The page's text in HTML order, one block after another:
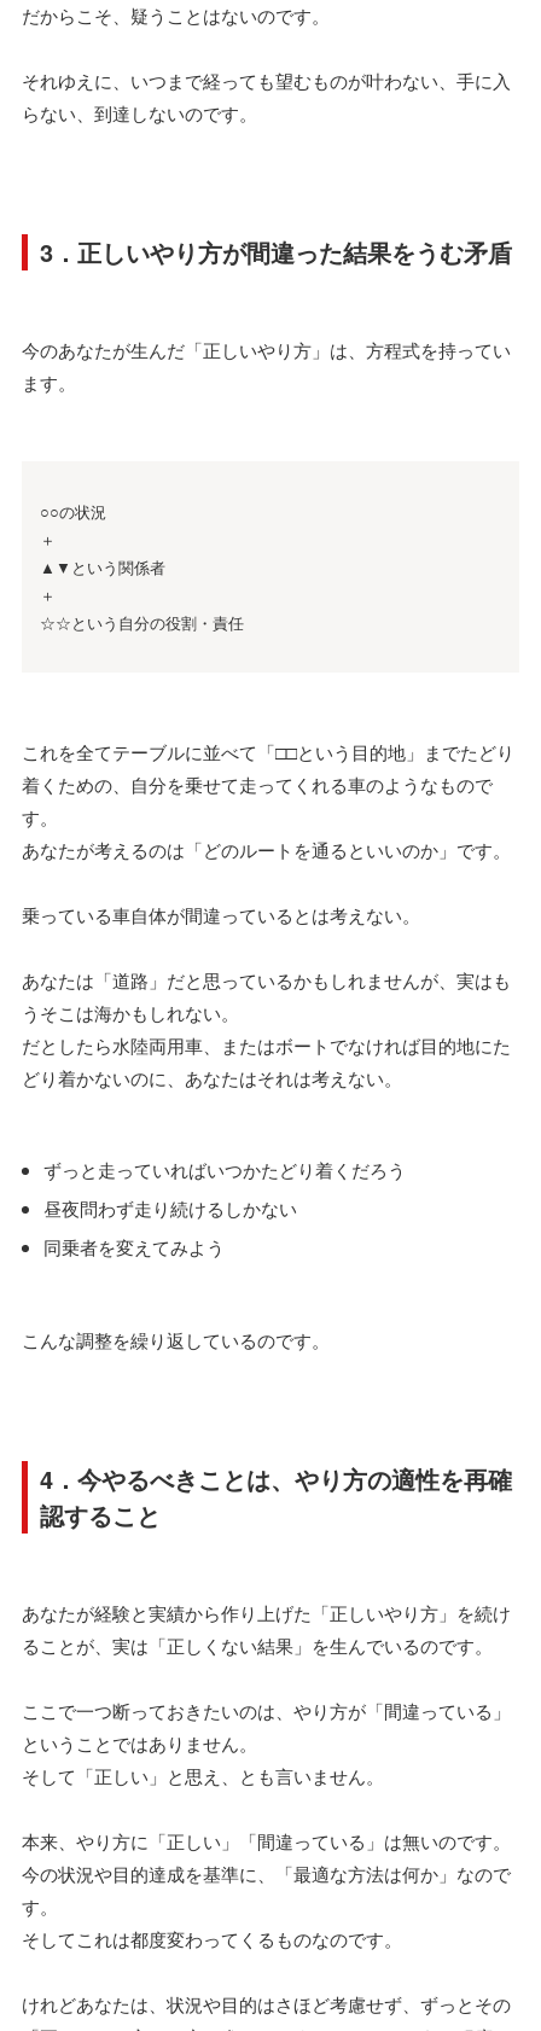
だからこそ、疑うことはないのです。
それゆえに、いつまで経っても望むものが叶わない、手に入
らない、到達しないのです。
3．正しいやり方が間違った結果をうむ矛盾
今のあなたが生んだ「正しいやり方」は、方程式を持ってい
ます。
○○の状況
＋
▲▼という関係者
＋
☆☆という自分の役割・責任
これを全てテーブルに並べて「□□という目的地」までたどり
着くための、自分を乗せて走ってくれる車のようなもので
す。
あなたが考えるのは「どのルートを通るといいのか」です。
乗っている車自体が間違っているとは考えない。
あなたは「道路」だと思っているかもしれませんが、実はも
うそこは海かもしれない。
だとしたら水陸両用車、またはボートでなければ目的地にた
どり着かないのに、あなたはそれは考えない。
ずっと走っていればいつかたどり着くだろう
昼夜問わず走り続けるしかない
同乗者を変えてみよう
こんな調整を繰り返しているのです。
4．今やるべきことは、やり方の適性を再確
認すること
あなたが経験と実績から作り上げた「正しいやり方」を続け
ることが、実は「正しくない結果」を生んでいるのです。
ここで一つ断っておきたいのは、やり方が「間違っている」
ということではありません。
そして「正しい」と思え、とも言いません。
本来、やり方に「正しい」「間違っている」は無いのです。
今の状況や目的達成を基準に、「最適な方法は何か」なので
す。
そしてこれは都度変わってくるものなのです。
けれどあなたは、状況や目的はさほど考慮せず、ずっとその